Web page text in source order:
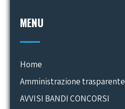
MENU
Home
Amministrazione trasparente
AVVISI BANDI CONCORSI